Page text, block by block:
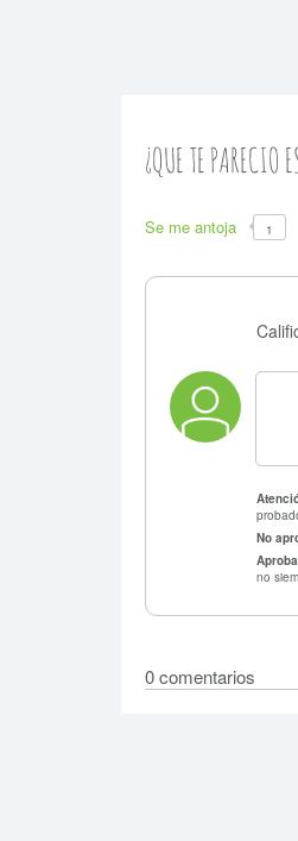
¿QUE TE PARECIO
Se me antoja 1
No
no
0 comentarios